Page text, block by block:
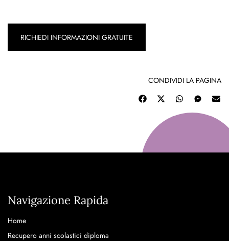
RICHIEDI INFORMAZIONI GRATUITE
CONDIVIDI LA PAGINA
Navigazione Rapida
Home
Recupero anni scolastici diploma